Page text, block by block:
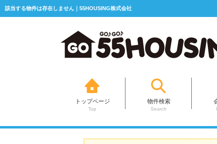
該当する物件は存在しません｜55HOUSING株式会社
トップページ
Top
物件検索
Search